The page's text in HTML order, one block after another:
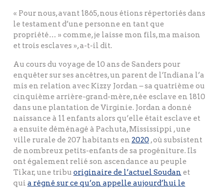
« Pour nous, avant 1865, nous étions répertoriés dans
le testament d’une personne en tant que
propriété… » comme, je laisse mon fils, ma maison
et trois esclaves », a-t-il dit.
Au cours du voyage de 10 ans de Sanders pour
enquêter sur ses ancêtres, un parent de l’Indiana l’a
mis en relation avec Kizzy Jordan – sa quatrième ou
cinquième arrière-grand-mère, née esclave en 1810
dans une plantation de Virginie. Jordan a donné
naissance à 11 enfants alors qu’elle était esclave et
a ensuite déménagé à Pachuta, Mississippi , une
ville rurale de 207 habitants en 2020 , où subsistent
de nombreux petits-enfants de sa progéniture. Ils
ont également relié son ascendance au peuple
Tikar, une tribu originaire de l’actuel Soudan et
qui a régné sur ce qu’on appelle aujourd’hui le